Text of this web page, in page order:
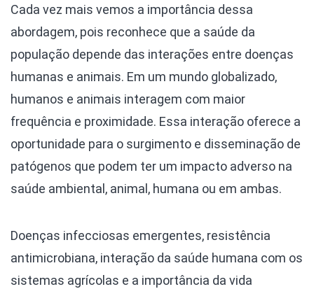
Cada vez mais vemos a importância dessa
abordagem, pois reconhece que a saúde da
população depende das interações entre doenças
humanas e animais. Em um mundo globalizado,
humanos e animais interagem com maior
frequência e proximidade. Essa interação oferece a
oportunidade para o surgimento e disseminação de
patógenos que podem ter um impacto adverso na
saúde ambiental, animal, humana ou em ambas.
Doenças infecciosas emergentes, resistência
antimicrobiana, interação da saúde humana com os
sistemas agrícolas e a importância da vida